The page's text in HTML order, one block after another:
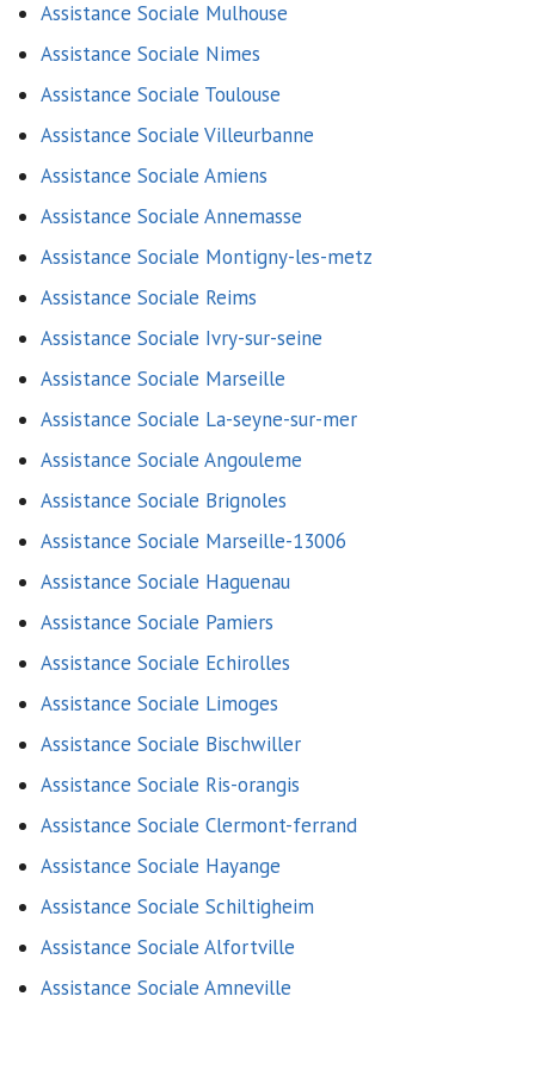
Assistance Sociale Mulhouse
Assistance Sociale Nimes
Assistance Sociale Toulouse
Assistance Sociale Villeurbanne
Assistance Sociale Amiens
Assistance Sociale Annemasse
Assistance Sociale Montigny-les-metz
Assistance Sociale Reims
Assistance Sociale Ivry-sur-seine
Assistance Sociale Marseille
Assistance Sociale La-seyne-sur-mer
Assistance Sociale Angouleme
Assistance Sociale Brignoles
Assistance Sociale Marseille-13006
Assistance Sociale Haguenau
Assistance Sociale Pamiers
Assistance Sociale Echirolles
Assistance Sociale Limoges
Assistance Sociale Bischwiller
Assistance Sociale Ris-orangis
Assistance Sociale Clermont-ferrand
Assistance Sociale Hayange
Assistance Sociale Schiltigheim
Assistance Sociale Alfortville
Assistance Sociale Amneville